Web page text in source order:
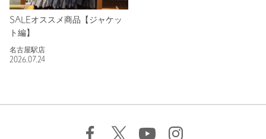
SALEオススメ商品【ジャケッ
ト編】
名古屋駅店
2026.07.24